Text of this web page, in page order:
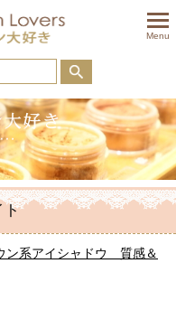
Menu
ト
ン系アイシャドウ 質感＆